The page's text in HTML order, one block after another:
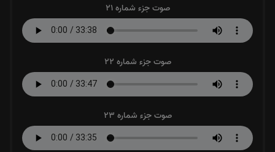
صوت جزء شماره 21
صوت جزء شماره 22
صوت جزء شماره 23